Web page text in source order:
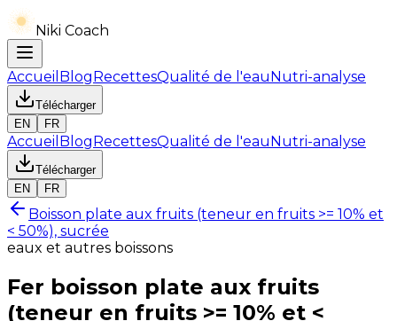
Niki Coach
Accueil BlogRecettesQualité de l'eauNutri-analyse
Télécharger
EN
FR
Accueil BlogRecettesQualité de l'eauNutri-analyse
Télécharger
EN
FR
Boisson plate aux fruits (teneur en fruits >= 10% et
< 50%), sucrée
eaux et autres boissons
Fer boisson plate aux fruits
(teneur en fruits >= 10% et <